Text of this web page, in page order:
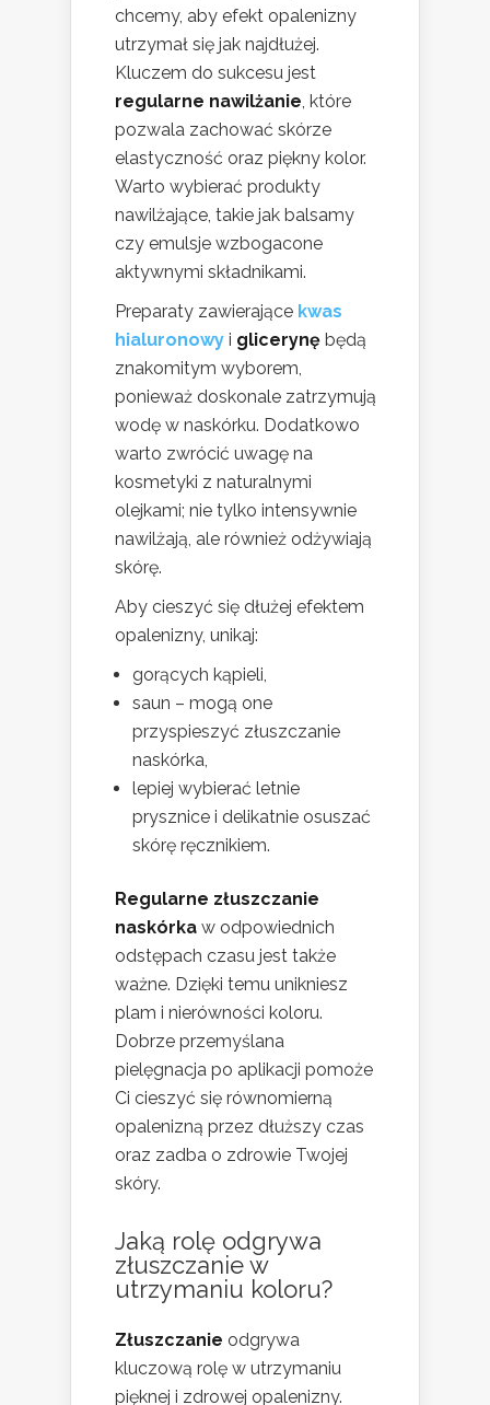
chcemy, aby efekt opalenizny
utrzymał się jak najdłużej.
Kluczem do sukcesu jest
regularne nawilżanie, które
pozwala zachować skórze
elastyczność oraz piękny kolor.
Warto wybierać produkty
nawilżające, takie jak balsamy
czy emulsje wzbogacone
aktywnymi składnikami.
Preparaty zawierające kwas
hialuronowy i glicerynę będą
znakomitym wyborem,
ponieważ doskonale zatrzymują
wodę w naskórku. Dodatkowo
warto zwrócić uwagę na
kosmetyki z naturalnymi
olejkami; nie tylko intensywnie
nawilżają, ale również odżywiają
skórę.
Aby cieszyć się dłużej efektem
opalenizny, unikaj:
gorących kąpieli,
saun – mogą one
przyspieszyć złuszczanie
naskórka,
lepiej wybierać letnie
prysznice i delikatnie osuszać
skórę ręcznikiem.
Regularne złuszczanie
naskórka w odpowiednich
odstępach czasu jest także
ważne. Dzięki temu unikniesz
plam i nierówności koloru.
Dobrze przemyślana
pielęgnacja po aplikacji pomoże
Ci cieszyć się równomierną
opalenizną przez dłuższy czas
oraz zadba o zdrowie Twojej
skóry.
Jaką rolę odgrywa
złuszczanie w
utrzymaniu koloru?
Złuszczanie odgrywa
kluczową rolę w utrzymaniu
pięknej i zdrowej opalenizny.